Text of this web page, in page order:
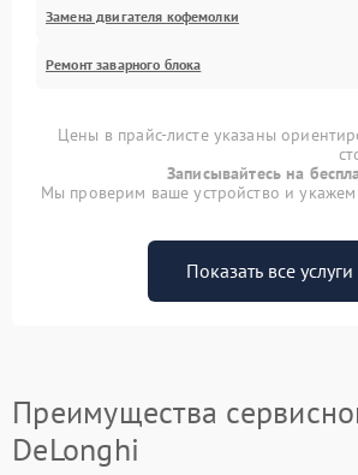
Замена двигателя кофемолки
Ремонт заварного блока
Цены в прайс-листе указаны
Записывайтесь на
Мы проверим ваше устройство и укажем
Показать все услуги
Преимущества
DeLonghi